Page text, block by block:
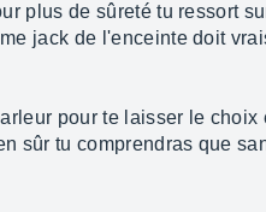
plus de sûreté tu ressort
jack de l'enceinte doit
pour te laisser le
sûr tu comprendras que